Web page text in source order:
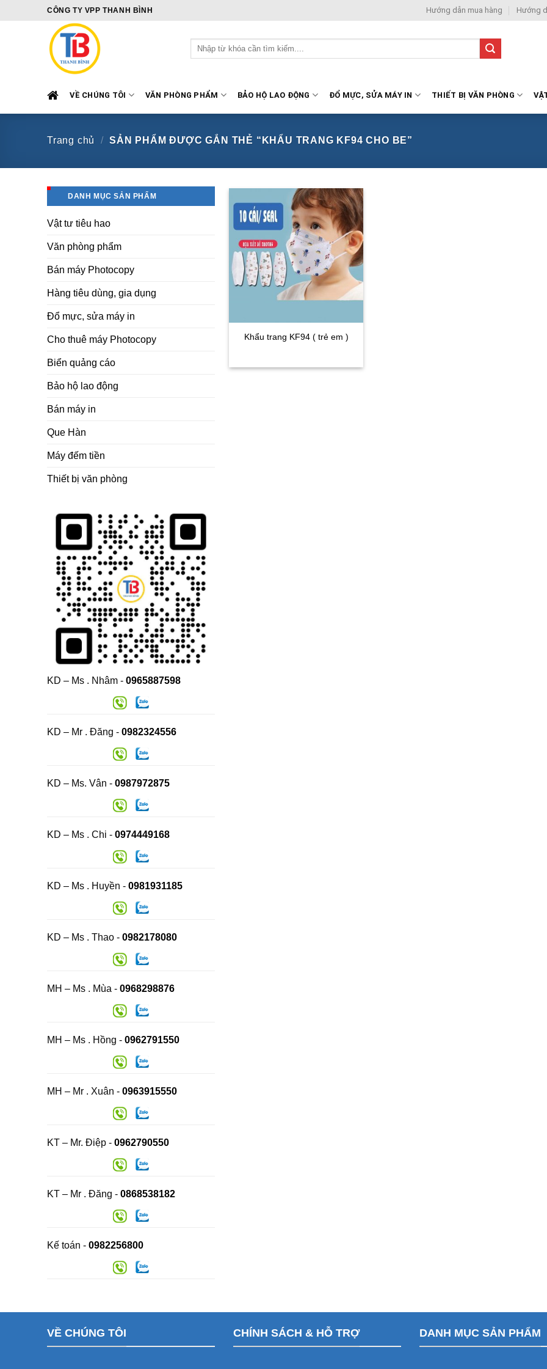
CÔNG TY VPP THANH BÌNH Hướng dẫn mua hàng Hướng
Tìm
kiếm:
VỀ CHÚNG TÔI VĂN PHÒNG PHẨM BẢO HỘ LAO ĐỘNG ĐỔ MỰC, SỬA MÁY IN THIẾT BỊ VĂN PHÒNG
Trang chủ / SẢN PHẨM ĐƯỢC GẮN THẺ “KHẨU TRANG KF94 CHO BE”
DANH MỤC SẢN PHẨM
Vật tư tiêu hao
Văn phòng phẩm
Bán máy Photocopy
Hàng tiêu dùng, gia dụng
Đổ mực, sửa máy in
Cho thuê máy Photocopy
Biển quảng cáo
Bảo hộ lao động
Bán máy in
Que Hàn
Máy đếm tiền
Thiết bị văn phòng
KD – Ms . Nhâm - 0965887598
KD – Mr . Đăng - 0982324556
KD – Ms. Vân - 0987972875
KD – Ms . Chi - 0974449168
KD – Ms . Huyền - 0981931185
KD – Ms . Thao - 0982178080
MH – Ms . Mùa - 0968298876
MH – Ms . Hồng - 0962791550
MH – Mr . Xuân - 0963915550
KT – Mr. Điệp - 0962790550
KT – Mr . Đăng - 0868538182
Kế toán - 0982256800
Khẩu trang KF94 ( trẻ em )
VỀ CHÚNG TÔI CHÍNH SÁCH & HỖ TRỢ DANH MỤC SẢN PHẨM